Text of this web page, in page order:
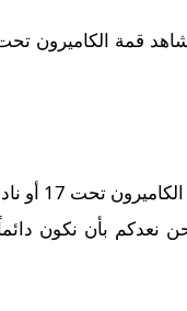
نعدكم بأن نكون